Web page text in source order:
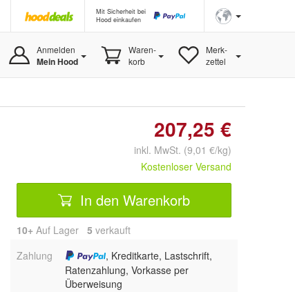
Mit Sicherheit bei
Hood einkaufen
Anmelden
Mein Hood
Waren-
korb
Merk-
zettel
207,25 €
inkl. MwSt. (9,01 €/kg)
Kostenloser Versand
In den Warenkorb
10+ Auf Lager 5 verkauft
Zahlung
, Kreditkarte, Lastschrift,
Ratenzahlung, Vorkasse per
Überweisung